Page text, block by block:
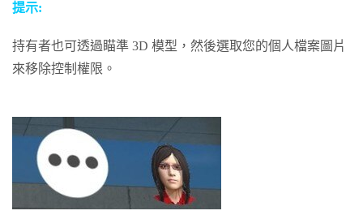
提示:
持有者也可透過瞄準 3D 模型，然後選取您的個人檔案圖片
來移除控制權限。